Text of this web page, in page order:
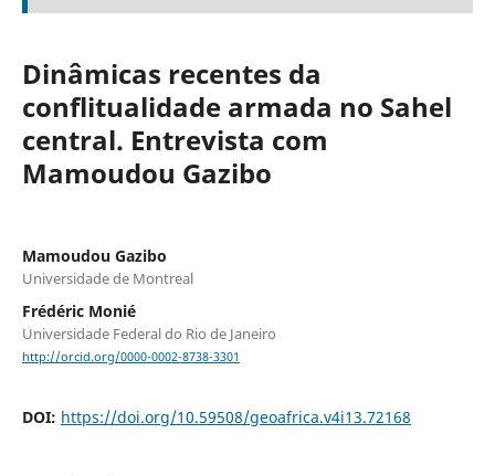
Dinâmicas recentes da
conflitualidade armada no Sahel
central. Entrevista com
Mamoudou Gazibo
Mamoudou Gazibo
Universidade de Montreal
Frédéric Monié
Universidade Federal do Rio de Janeiro
http://orcid.org/0000-0002-8738-3301
DOI: https://doi.org/10.59508/geoafrica.v4i13.72168